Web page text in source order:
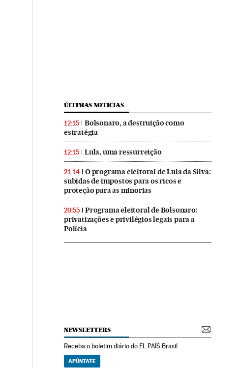
ÚLTIMAS NOTICIAS
12:15
Bolsonaro, a destruição como
estratégia
12:15 Lula, uma ressurreição
21:14
O programa eleitoral de Lula da Silva:
subidas de impostos para os ricos e
proteção para as minorias
20:55
Programa eleitoral de Bolsonaro:
privatizações e privilégios legais para a
Polícia
NEWSLETTERS
Receba o boletim diário do EL PAÍS Brasil
APÚNTATE